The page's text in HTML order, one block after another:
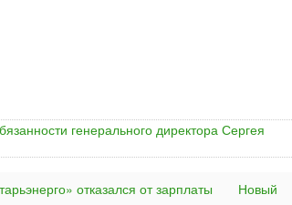
генерального директора Сергея
отказался от зарплаты
Новый